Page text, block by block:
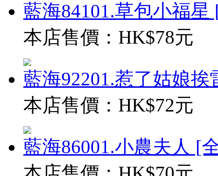
藍海84101.草包小福星
本店售價： HK$78元
藍海92201.惹了姑娘挨
本店售價： HK$72元
藍海86001.小農夫人 [